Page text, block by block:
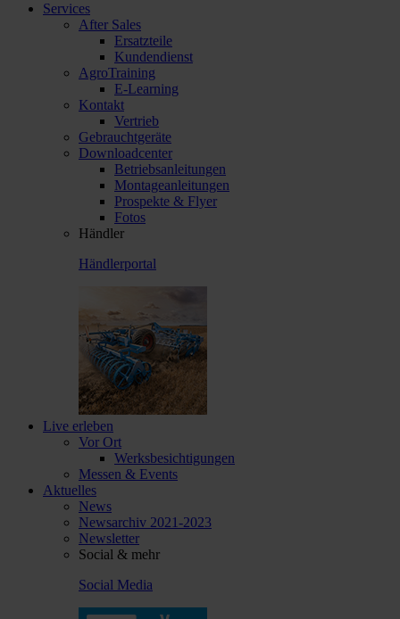
Services
After Sales
Ersatzteile
Kundendienst
AgroTraining
E-Learning
Kontakt
Vertrieb
Gebrauchtgeräte
Downloadcenter
Betriebsanleitungen
Montageanleitungen
Prospekte & Flyer
Fotos
Händler
Händlerportal
Live erleben
Vor Ort
Werksbesichtigungen
Messen & Events
Aktuelles
News
Newsarchiv 2021-2023
Newsletter
Social & mehr
Social Media